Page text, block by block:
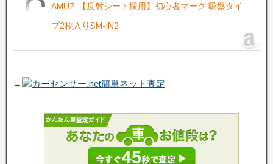
AMUZ 【反射シート採用】初心者マーク 吸盤タイ
プ2枚入りSM-IN2
→ カーセンサー.net簡単ネット査定